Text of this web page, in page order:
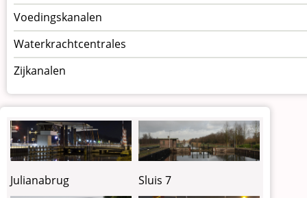
Voedingskanalen
Waterkrachtcentrales
Zijkanalen
Julianabrug Sluis 7